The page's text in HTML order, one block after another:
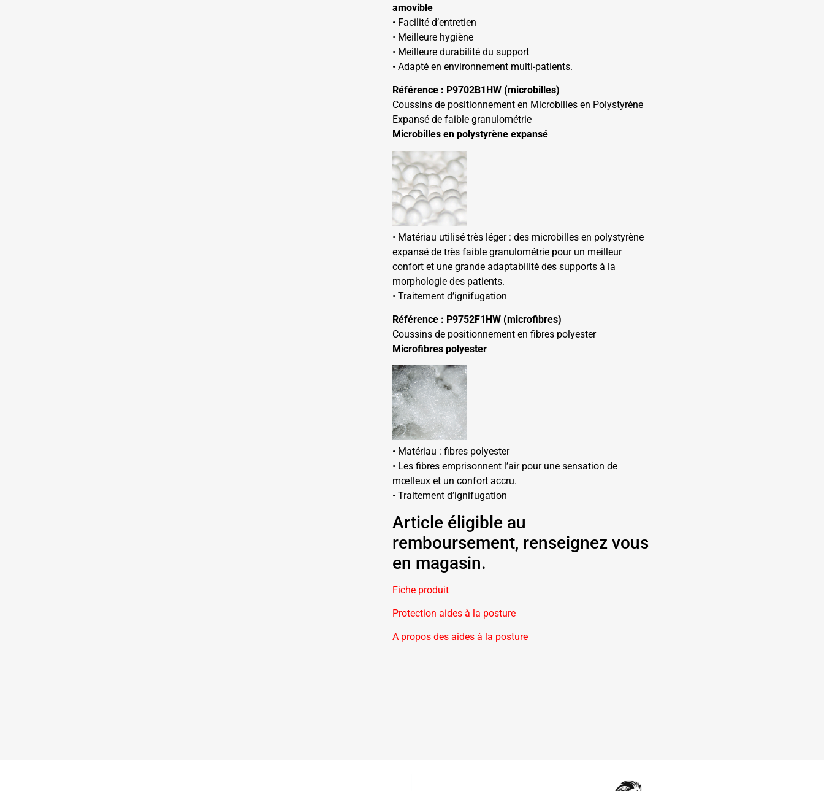
amovible
• Facilité d’entretien
• Meilleure hygiène
• Meilleure durabilité du support
• Adapté en environnement multi-patients.
Référence : P9702B1HW (microbilles)
Coussins de positionnement en Microbilles en Polystyrène
Expansé de faible granulométrie
Microbilles en polystyrène expansé
• Matériau utilisé très léger : des microbilles en polystyrène
expansé de très faible granulométrie pour un meilleur
confort et une grande adaptabilité des supports à la
morphologie des patients.
• Traitement d’ignifugation
Référence : P9752F1HW (microfibres)
Coussins de positionnement en fibres polyester
Microfibres polyester
• Matériau : fibres polyester
• Les fibres emprisonnent l’air pour une sensation de
mœlleux et un confort accru.
• Traitement d’ignifugation
Article éligible au
remboursement, renseignez vous
en magasin.
Fiche produit
Protection aides à la posture
A propos des aides à la posture